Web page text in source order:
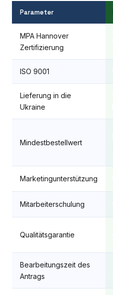
Parameter
MPA Hannover
Zertifizierung
ISO 9001
Lieferung in die
Ukraine
Mindestbestellwert
Marketingunterstützung
Mitarbeiterschulung
Qualitätsgarantie
Bearbeitungszeit des
Antrags